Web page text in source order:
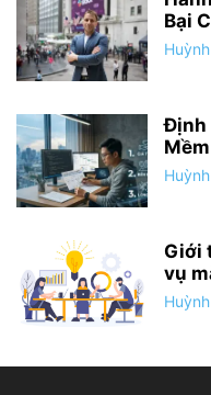
Bại
Định
Giới
vụ